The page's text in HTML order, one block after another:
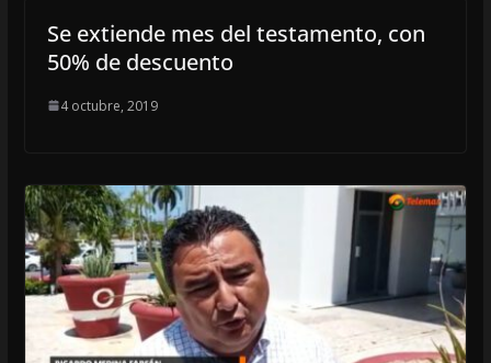
Se extiende mes del testamento, con
50% de descuento
4 octubre, 2019